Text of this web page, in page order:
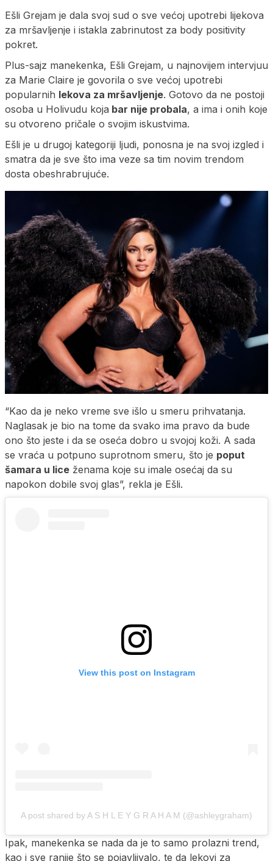
Ešli Grejam je dala svoj sud o sve većoj upotrebi lijekova
za mršavljenje i istakla zabrinutost za body positivity
pokret.
Plus-sajz manekenka, Ešli Grejam, u najnovijem intervjuu
za Marie Claire je govorila o sve većoj upotrebi
popularnih lekova za mršavljenje. Gotovo da ne postoji
osoba u Holivudu koja bar nije probala, a ima i onih koje
su otvoreno pričale o svojim iskustvima.
Ešli je u drugoj kategoriji ljudi, ponosna je na svoj izgled i
smatra da je sve što ima veze sa tim novim trendom
dosta obeshrabrujuće.
“Kao da je neko vreme sve išlo u smeru prihvatanja.
Naglasak je bio na tome da svako ima pravo da bude
ono što jeste i da se oseća dobro u svojoj koži. A sada
se vraća u potpuno suprotnom smeru, što je poput
šamara u lice ženama koje su imale osećaj da su
napokon dobile svoj glas”, rekla je Ešli.
View this post on Instagram
A post shared by A S H L E Y G R A H A M (@ashleygraham)
Ipak, manekenka se nada da je to samo prolazni trend,
kao i sve ranije što se pojavljivalo, te da lekovi za